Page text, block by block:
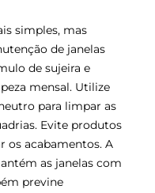
simples, mas
de janelas
de sujeira e
mensal. Utilize
para limpar as
Evite produtos
os acabamentos. A
as janelas com
previne